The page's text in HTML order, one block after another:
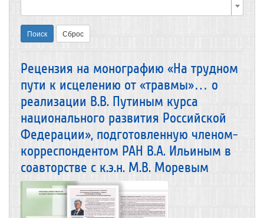
Поиск Сброс
Рецензия на монографию «На трудном
пути к исцелению от «травмы»… о
реализации В.В. Путиным курса
национального развития Российской
Федерации», подготовленную членом-
корреспондентом РАН В.А. Ильиным в
соавторстве с к.э.н. М.В. Моревым